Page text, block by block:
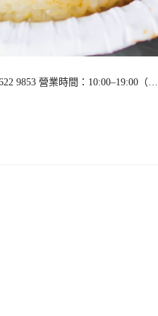
9853 營業時間：10:00–19:00（…